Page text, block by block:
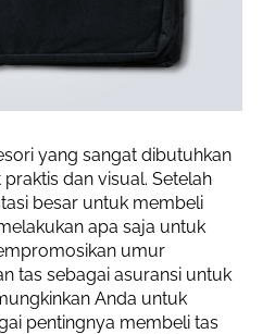
yang sangat dibutuhkan
dan visual. Setelah
besar untuk membeli
apa saja untuk
umur
tas sebagai asuransi untuk
Anda untuk
pentingnya membeli tas